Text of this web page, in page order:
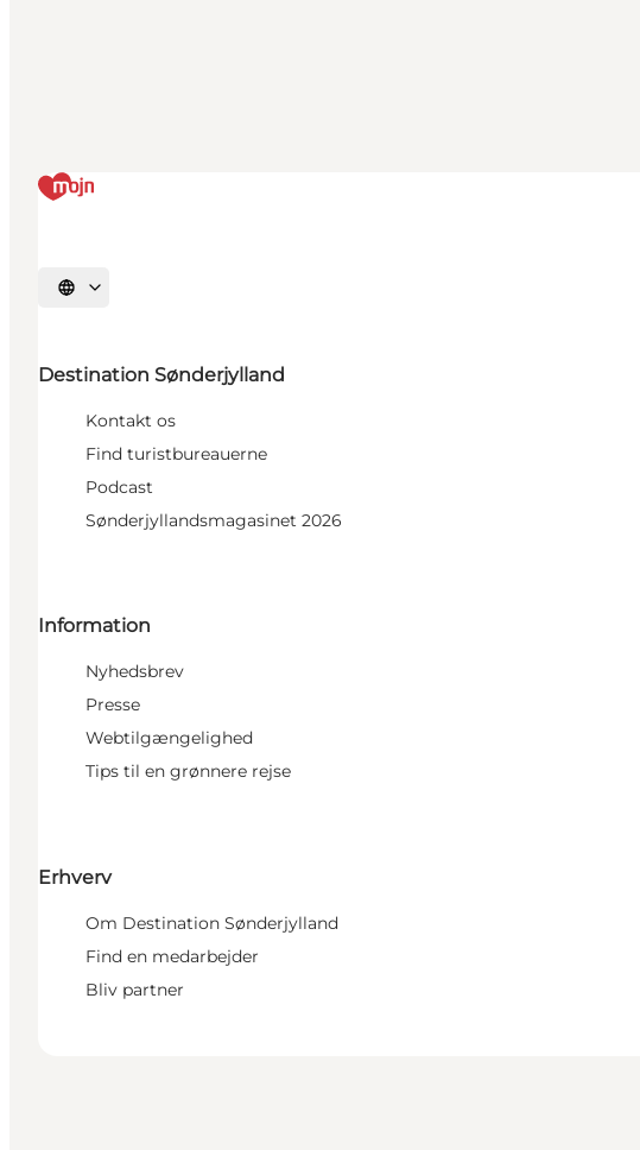
Vælg sprog
Destination Sønderjylland
Kontakt os
Find turistbureauerne
Podcast
Sønderjyllandsmagasinet 2026
Information
Nyhedsbrev
Presse
Webtilgængelighed
Tips til en grønnere rejse
Erhverv
Om Destination Sønderjylland
Find en medarbejder
Bliv partner